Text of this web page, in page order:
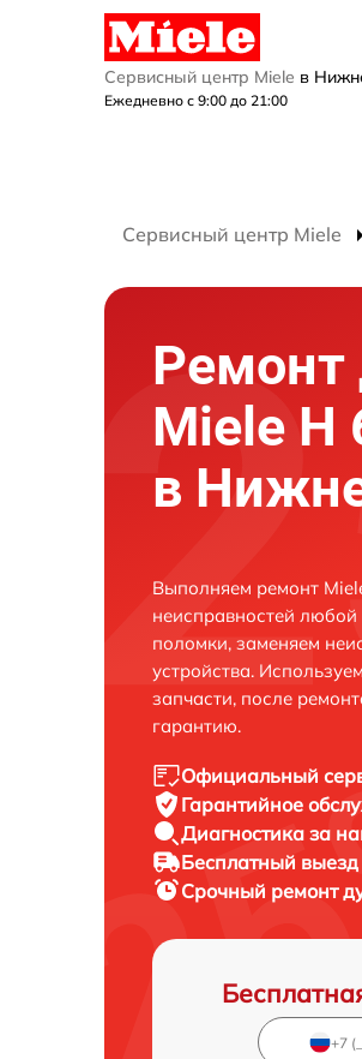
Сервисный центр Miele в
Ежедневно с 9:00 до 21:00
Сервисный центр Miele
Ремонт
Miele H
в
Выполняем ремонт
неисправностей
поломки, заменяем
устройства.
запчасти, после
гарантию.
Официальный
Гарантийное
Диагностика за
Бесплатный
Срочный ремонт